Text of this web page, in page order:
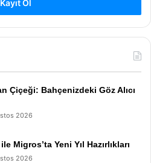
Kayıt Ol
Çiçeği: Bahçenizdeki Göz Alıcı
2026
Migros’ta Yeni Yıl Hazırlıkları
2026